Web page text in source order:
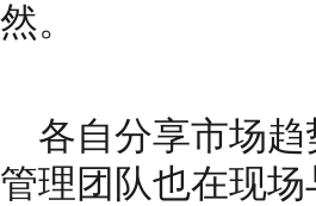
然。
各自分享市场趋
管理团队也在现